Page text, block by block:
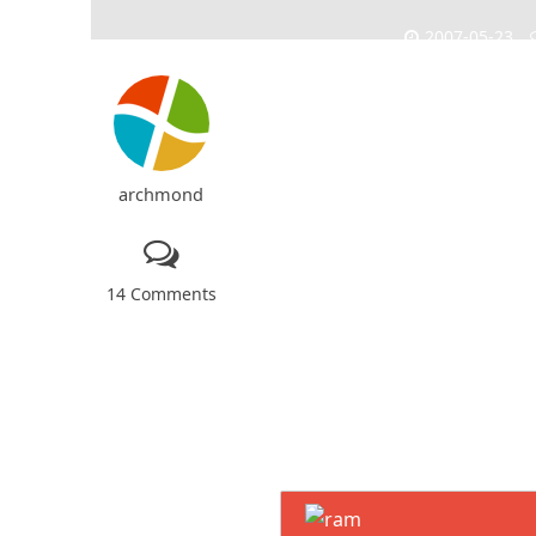
2007-05-23
archmond
14 Comments